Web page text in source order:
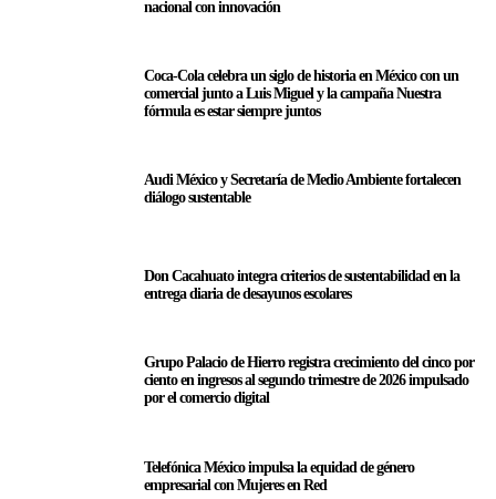
nacional con innovación
Coca-Cola celebra un siglo de historia en México con un
comercial junto a Luis Miguel y la campaña Nuestra
fórmula es estar siempre juntos
Audi México y Secretaría de Medio Ambiente fortalecen
diálogo sustentable
Don Cacahuato integra criterios de sustentabilidad en la
entrega diaria de desayunos escolares
Grupo Palacio de Hierro registra crecimiento del cinco por
ciento en ingresos al segundo trimestre de 2026 impulsado
por el comercio digital
Telefónica México impulsa la equidad de género
empresarial con Mujeres en Red